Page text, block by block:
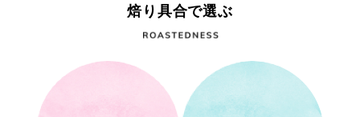
焙り具合で選ぶ